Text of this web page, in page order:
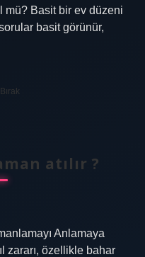
mü? Basit bir ev düzeni
basit görünür,
atılır ?
Anlamaya
zararı, özellikle bahar